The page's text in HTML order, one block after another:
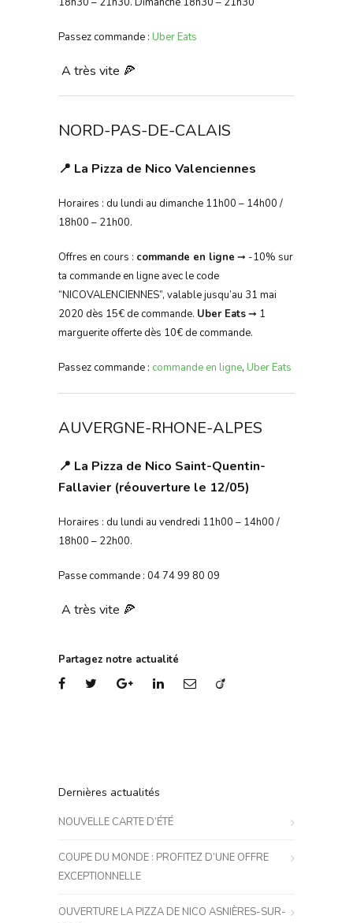
Passez commande : Uber Eats
A très vite 🍕
NORD-PAS-DE-CALAIS
📍 La Pizza de Nico Valenciennes
Horaires : du lundi au dimanche 11h00 – 14h00 /
18h00 – 21h00.
Offres en cours : commande en ligne ➞ -10% sur
ta commande en ligne avec le code
“NICOVALENCIENNES”, valable jusqu’au 31 mai
2020 dès 15€ de commande. Uber Eats➞ 1
marguerite offerte dès 10€ de commande.
Passez commande : commande en ligne, Uber Eats
AUVERGNE-RHONE-ALPES
📍 La Pizza de Nico Saint-Quentin-
Fallavier (réouverture le 12/05)
Horaires : du lundi au vendredi 11h00 – 14h00 /
18h00 – 22h00.
Passe commande : 04 74 99 80 09
A très vite 🍕
Partagez notre actualité
Dernières actualités
NOUVELLE CARTE D’ÉTÉ
COUPE DU MONDE : PROFITEZ D’UNE OFFRE
EXCEPTIONNELLE
OUVERTURE LA PIZZA DE NICO ASNIÈRES-SUR-